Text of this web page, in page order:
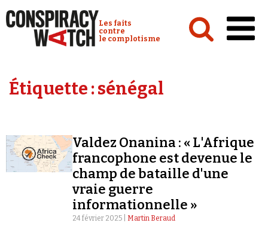
Conspiracy Watch :
Les faits
contre
le complotisme
Analyses
Vidéos
Émissions
Revues de presse
Étiquette :sénégal
Valdez Onanina : « L'Afrique
francophone est devenue le
champ de bataille d'une
vraie guerre
informationnelle »
24 février 2025 | Martin Beraud